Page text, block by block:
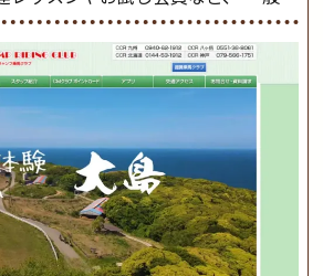
ください ◆基本は雨天決行です
より、安全上急遽中止させていただ
。 ◆三木ホースランドパークの協議
、一部レッスンが中止になる場合が
、ご予約いただいている皆様には事
前にご連絡いたします。MIKIホーストレックのツアー
いただける施設を目指しています。
格）に会員になったり自分の馬を持
クラブでもあり、 健康や趣味、スポ
若男女様々な方が、日々乗馬をお楽
す。 なお、ゴールデンウィークと夏
営業していますので、ぜひご家族で
さい！大山乗馬センターの紹介記事はこち